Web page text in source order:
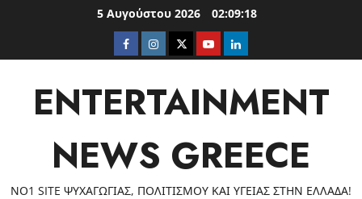
5 Αυγούστου 2026 02:09:20
Facebook
Instagram
TwitterYoutubeLinkedIn
ENTERTAINMENT
NEWS GREECE
ΝΟ1 SITE ΨΥΧΑΓΩΓΊΑΣ, ΠΟΛΙΤΙΣΜΟΎ ΚΑΙ ΥΓΕΊΑΣ ΣΤΗΝ ΕΛΛΆΔΑ!